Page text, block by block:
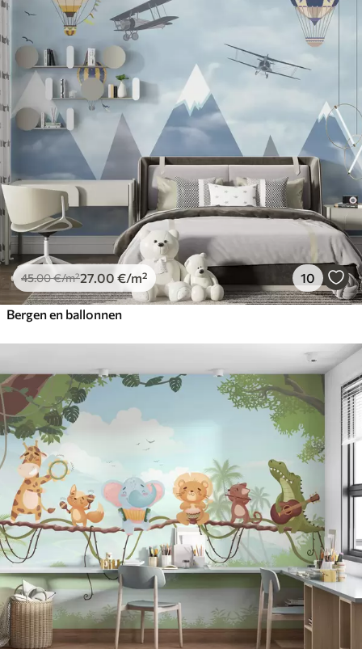
45.00€/m²27 .00 €/m² 10
Bergen en ballonnen